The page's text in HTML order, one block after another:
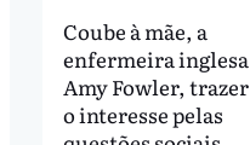
Coube à mãe, a
enfermeira inglesa
Amy Fowler, trazer
o interesse pelas